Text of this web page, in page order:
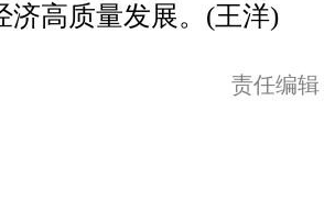
济高质量发展。(王洋)
责任编